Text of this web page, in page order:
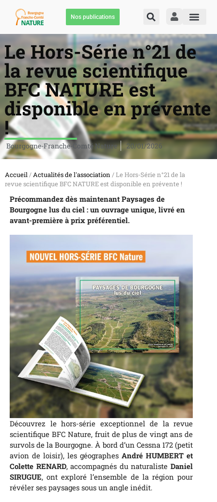
Nos publications
Le Hors-Série n°21 de
la revue scientifique
BFC NATURE est
disponible en prévente
!
Bourgogne-Franche-Comté Nature 20/01/2026
Accueil/Actualités de l'association / Le Hors-Série n°21 de la
revue scientifique BFC NATURE est disponible en prévente !
Précommandez dès maintenant Paysages de
Bourgogne lus du ciel : un ouvrage unique, livré en
avant-première à prix préférentiel.
Découvrez le hors-série exceptionnel de la revue
scientifique BFC Nature, fruit de plus de vingt ans de
survols de la Bourgogne. À bord d’un Cessna 172 (petit
avion de loisir), les géographes André HUMBERT et
Colette RENARD, accompagnés du naturalisteDaniel
SIRUGUE, ont exploré l’ensemble de la région pour
révéler ses paysages sous un angle inédit.